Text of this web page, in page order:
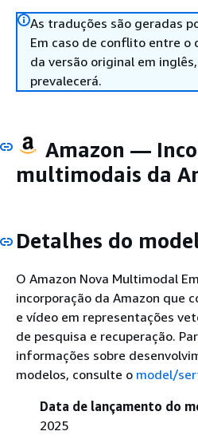
As traduções são geradas
Em caso de conflito entre o
da versão original em
prevalecerá.
Amazon —
multimodais da
Detalhes do
O Amazon Nova Multimodal
incorporação da Amazon que
e vídeo em representações
de pesquisa e recuperação.
informações sobre
modelos, consulte o model/
Data de lançamento do
2025